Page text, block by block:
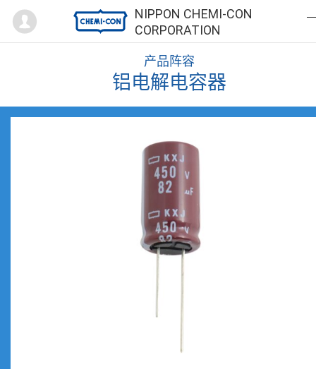
NIPPON CHEMI-CON
CORPORATION
Mypage
产品阵容
铝电解电容器